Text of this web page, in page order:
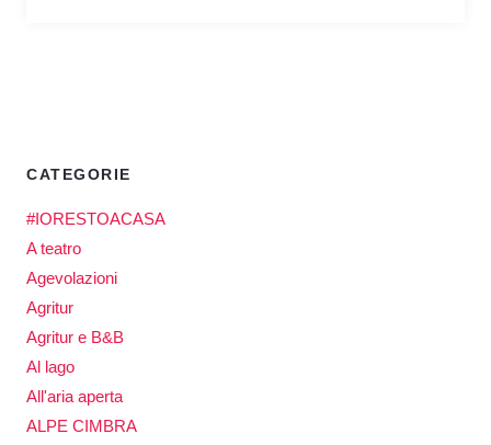
CATEGORIE
#IORESTOACASA
A teatro
Agevolazioni
Agritur
Agritur e B&B
Al lago
All'aria aperta
ALPE CIMBRA